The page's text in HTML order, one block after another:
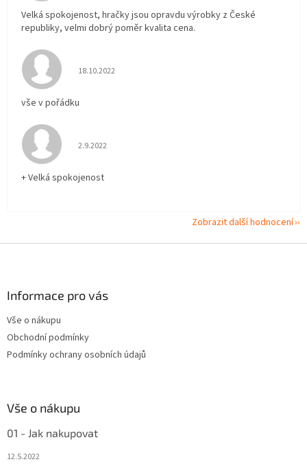
Velká spokojenost, hračky jsou opravdu výrobky z České
republiky, velmi dobrý poměr kvalita cena.
Hodnocení obchodu je 5 z 5 hvězdiček.
18.10.2022
vše v pořádku
Hodnocení obchodu je 5 z 5 hvězdiček.
2.9.2022
+ Velká spokojenost
Zobrazit další hodnocení
Informace pro vás
Vše o nákupu
Obchodní podmínky
Podmínky ochrany osobních údajů
Vše o nákupu
01 - Jak nakupovat
12.5.2022